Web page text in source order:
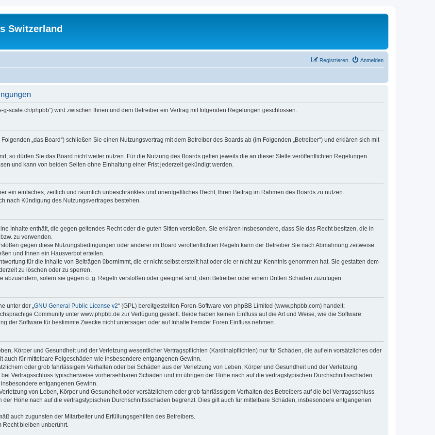
Switzerland
Anmelden
Registrieren
g-scale.ch/phpbb“) wird zwischen Ihnen und dem Betreiber ein Vertrag mit folgenden Regelungen geschlossen:
„das Board“) schließen Sie einen Nutzungsvertrag mit dem Betreiber des Boards ab (im Folgenden „Betreiber“) und erklären sich mit
so dürfen Sie das Board nicht weiter nutzen. Für die Nutzung des Boards gelten jeweils die an dieser Stelle veröffentlichten Regelungen.
und kann von beiden Seiten ohne Einhaltung einer Frist jederzeit gekündigt werden.
ein einfaches, zeitlich und räumlich unbeschränktes und unentgeltliches Recht, Ihren Beitrag im Rahmen des Boards zu nutzen.
nach Kündigung des Nutzungsvertrages bestehen.
Inhalte enthält, die gegen geltendes Recht oder die guten Sitten verstoßen. Sie erklären insbesondere, dass Sie das Recht besitzen, die in
zu verwenden.
gegen diese Nutzungsbedingungen oder anderer im Board veröffentlichten Regeln kann der Betreiber Sie nach Abmahnung zeitweise
und Ihnen ein Hausverbot erteilen.
für die Inhalte von Beiträgen übernimmt, die er nicht selbst erstellt hat oder die er nicht zur Kenntnis genommen hat. Sie gestatten dem
zu löschen oder zu sperren.
sofern sie gegen o. g. Regeln verstoßen oder geeignet sind, dem Betreiber oder einem Dritten Schaden zuzufügen.
unter der „GNU General Public License v2“ (GPL) bereitgestellten Foren-Software von phpBB Limited (www.phpbb.com) handelt;
Community unter www.phpbb.de zur Verfügung gestellt. Beide haben keinen Einfluss auf die Art und Weise, wie die Software
der Software für bestimmte Zwecke nicht untersagen oder auf Inhalte fremder Foren Einfluss nehmen.
Körper und Gesundheit und der Verletzung wesentlicher Vertragspflichten (Kardinalpflichten) nur für Schäden, die auf ein vorsätzliches oder
für mittelbare Folgeschäden wie insbesondere entgangenen Gewinn.
oder grob fahrlässigem Verhalten oder bei Schäden aus der Verletzung von Leben, Körper und Gesundheit und der Verletzung
Vertragsschluss typischerweise vorhersehbaren Schäden und im übrigen der Höhe nach auf die vertragstypischen Durchschnittsschäden
entgangenen Gewinn.
von Leben, Körper und Gesundheit oder vorsätzlichem oder grob fahrlässigem Verhalten des Betreibers auf die bei Vertragsschluss
Höhe nach auf die vertragstypischen Durchschnittsschäden begrenzt. Dies gilt auch für mittelbare Schäden, insbesondere entgangenen
auch zugunsten der Mitarbeiter und Erfüllungsgehilfen des Betreibers.
bleiben unberührt.